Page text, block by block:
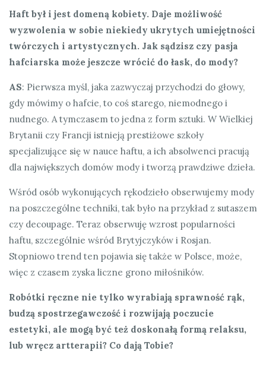
Haft był i jest domeną kobiety. Daje możliwość
wyzwolenia w sobie niekiedy ukrytych umiejętności
twórczych i artystycznych. Jak sądzisz czy pasja
hafciarska może jeszcze wrócić do łask, do mody?
AS: Pierwsza myśl, jaka zazwyczaj przychodzi do głowy,
gdy mówimy o hafcie, to coś starego, niemodnego i
nudnego. A tymczasem to jedna z form sztuki. W Wielkiej
Brytanii czy Francji istnieją prestiżowe szkoły
specjalizujące się w nauce haftu, a ich absolwenci pracują
dla największych domów mody i tworzą prawdziwe dzieła.
Wśród osób wykonujących rękodzieło obserwujemy mody
na poszczególne techniki, tak było na przykład z sutaszem
czy decoupage. Teraz obserwuję wzrost popularności
haftu, szczególnie wśród Brytyjczyków i Rosjan.
Stopniowo trend ten pojawia się także w Polsce, może,
więc z czasem zyska liczne grono miłośników.
Robótki ręczne nie tylko wyrabiają sprawność rąk,
budzą spostrzegawczość i rozwijają poczucie
estetyki, ale mogą być też doskonałą formą relaksu,
lub wręcz artterapii? Co dają Tobie?